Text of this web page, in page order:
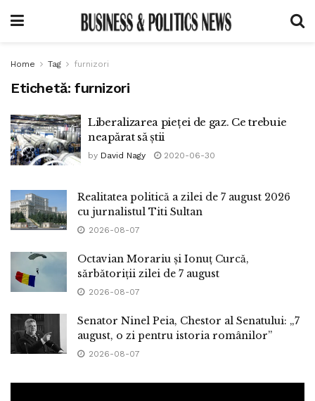
Home Tag furnizori
Etichetă: furnizori
Liberalizarea pieței de gaz. Ce trebuie
neapărat să știi
by David Nagy 2020-06-30
Realitatea politică a zilei de 7 august 2026
cu jurnalistul Titi Sultan
2026-08-07
Octavian Morariu și Ionuț Curcă,
sărbătoriții zilei de 7 august
2026-08-07
Senator Ninel Peia, Chestor al Senatului: „7
august, o zi pentru istoria românilor”
2026-08-07